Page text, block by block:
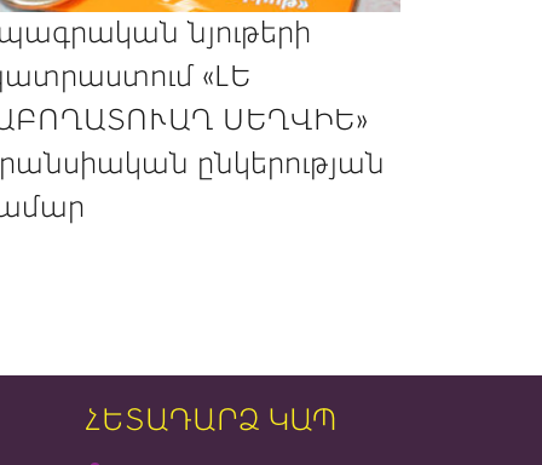
նյութերի
«ԼԵ
ՍԵՂՎԻԵ»
ընկերության
ՀԵՏԱԴԱՐՁ ԿԱՊ